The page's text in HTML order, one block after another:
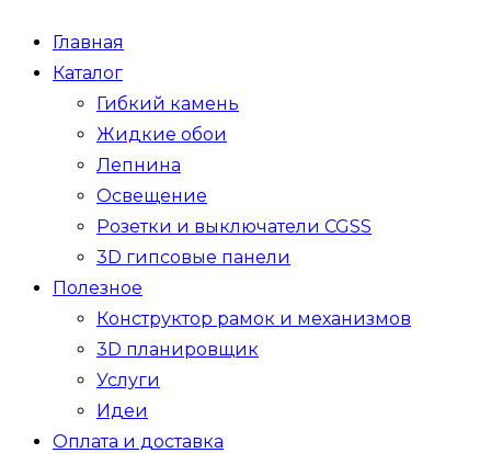
Главная
Каталог
Гибкий камень
Жидкие обои
Лепнина
Освещение
Розетки и выключатели CGSS
3D гипсовые панели
Полезное
Конструктор рамок и механизмов
3D планировщик
Услуги
Идеи
Оплата и доставка